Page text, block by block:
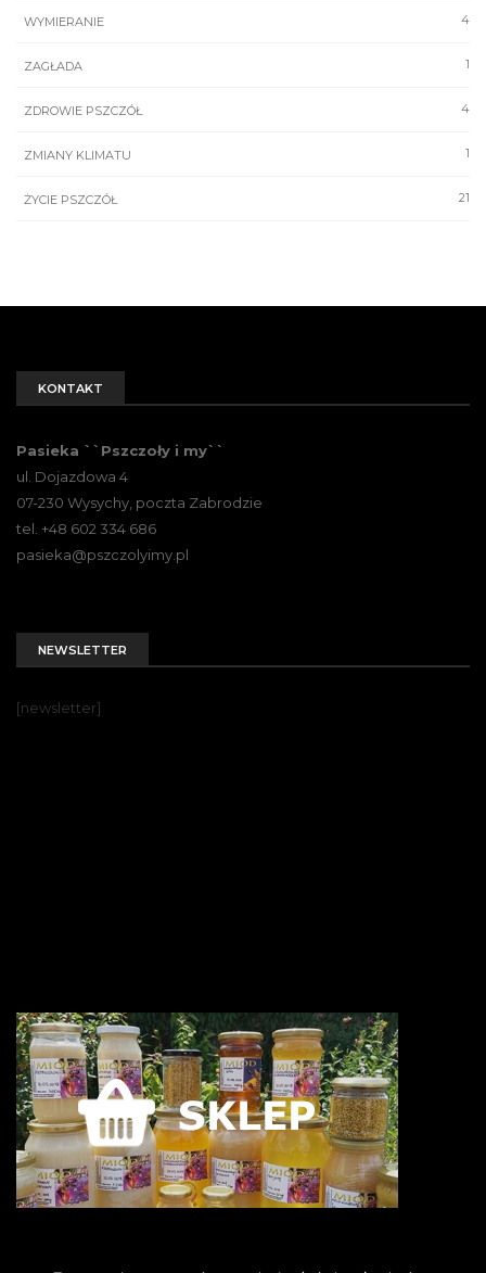
4
WYMIERANIE
1
ZAGŁADA
4
ZDROWIE PSZCZÓŁ
1
ZMIANY KLIMATU
21
ŻYCIE PSZCZÓŁ
KONTAKT
Pasieka ``Pszczoły i my``
ul. Dojazdowa 4
07-230 Wysychy, poczta Zabrodzie
tel. +48 602 334 686
pasieka@pszczolyimy.pl
NEWSLETTER
[newsletter]